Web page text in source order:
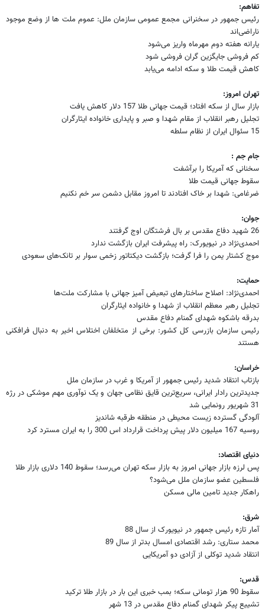
تفاهم:
رئیس جمهور در سخنرانی مجمع عمومی سازمان ملل: عموم ملت ها از وضع موجود
ناراضی‌اند
یارانه هفته دوم مهرماه واریز می‌شود
کم فروشی جایگزین گران فروشی شود
کاهش قیمت طلا و سکه ادامه می‌یابد
تهران امروز:
بازار سال از سکه افتاد؛ قیمت جهانی طلا 157 دلار کاهش یافت
تجلیل رهبر انقلاب از مقام شهدا و صبر و پایداری خانواده ایثارگران
15 سئوال ایران از نظام سلطه
جام جم :
سخنانی که آمریکا را برآشفت
سقوط جهانی قیمت طلا
ضرغامی: شهدا بر خاک افتادند تا امروز مقابل دشمن سر خم نکنیم
جوان:
26 شهید دفاع مقدس بر بال فرشتگان اوج گرفتند
احمدی‌نژاد در نیویورک: راه پیشرفت ایران بازگشت ندارد
موج کشتار یمن را فرا گرفت؛ بازگشت دیکتاتور زخمی سوار بر تانک‌های سعودی
حمایت:
احمدی‌نژاد: اصلاح ساختارهای تبعیض آمیز جهانی با مشارکت ملت‌ها
تجلیل رهبر معظم انقلاب از شهدا و خانواده ایثارگران
بدرقه باشکوه شهدای گمنام دفاع مقدس
رئیس سازمان بازرسی کل کشور: برخی از متخلفان اختلاس اخیر به دنبال فرافکنی
هستند
خراسان:
بازتاب انتقاد شدید رئیس جمهور از آمریکا و غرب در سازمان ملل
جدیدترین رادار ایرانی، سریع‌ترین قایق نظامی جهان و یک نوآوری مهم موشکی در رژه
31 شهریور رونمایی شد
آلودگی گسترده زیست محیطی در منطقه طرقبه شاندیز
روسیه 167 میلیون دلار پیش پرداخت قرارداد اس 300 را به ایران مسترد کرد
دنیای اقتصاد:
پس لرزه بازار جهانی امروز به بازار سکه تهران می‌رسد؛ سقوط 140 دلاری بازار طلا
فلسطین عضو سازمان ملل می‌شود؟
راهکار جدید تامین مالی مسکن
شرق:
آمار تازه رئیس جمهور در نیویورک از سال 88
محمد ستاری: رشد اقتصادی امسال بدتر از سال 89
انتقاد شدید توکلی از آزادی دو آمریکایی
قدس:
سقوط 90 هزار تومانی سکه؛ بمب خبری این بار در بازار طلا ترکید
تشییع پیکر شهدای گمنام دفاع مقدس در 13 شهر